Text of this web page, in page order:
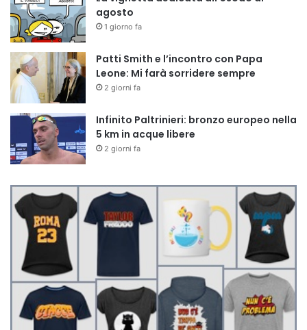
agosto
1 giorno fa
Patti Smith e l’incontro con Papa
Leone: Mi farà sorridere sempre
2 giorni fa
Infinito Paltrinieri: bronzo europeo nella
5 km in acque libere
2 giorni fa